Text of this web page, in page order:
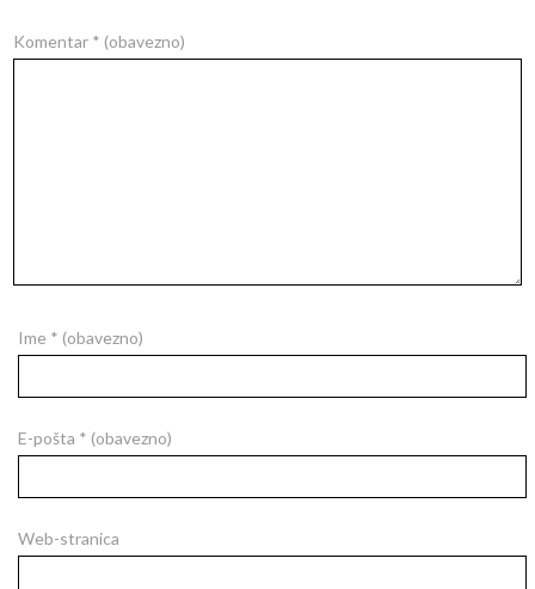
Komentar * (obavezno)
Ime * (obavezno)
E-pošta * (obavezno)
Web-stranica